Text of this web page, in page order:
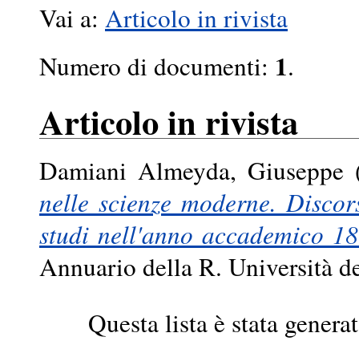
Vai a: Articolo in rivista
Numero di documenti: 1.
Articolo in rivista
Damiani Almeyda, Giuseppe
nelle scienze moderne.
studi nell'anno accademico
Annuario della R. Università
Questa lista è stata